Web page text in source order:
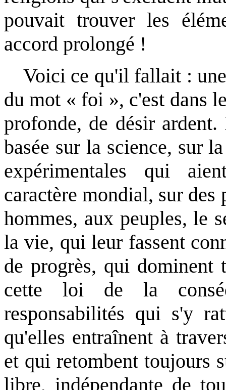
pouvait trouver les
accord prolongé !
Voici ce qu'il fallait :
du mot « foi », c'est dans
profonde, de désir
basée sur la science, sur
expérimentales qui
caractère mondial, sur
hommes, aux peuples, le
la vie, qui leur fassent
de progrès, qui dominent
cette loi de la
responsabilités qui s'y
qu'elles entraînent à
et qui retombent toujours
libre, indépendante de